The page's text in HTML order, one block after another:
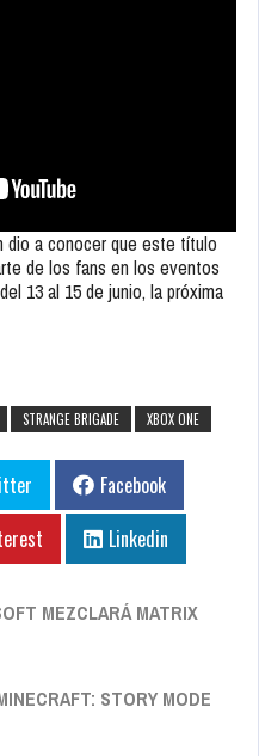
dio a conocer que este título
de los fans en los eventos
13 al 15 de junio, la próxima
STRANGE BRIGADE XBOX ONE
Facebook
Linkedin
MEZCLARÁ MATRIX
STORY MODE